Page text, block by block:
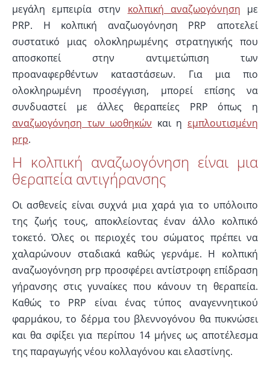
μεγάλη εμπειρία στην κολπική αναζωογόνηση με
PRP. Η κολπική αναζωογόνηση PRP αποτελεί
συστατικό μιας ολοκληρωμένης στρατηγικής που
αποσκοπεί στην αντιμετώπιση των
προαναφερθέντων καταστάσεων. Για μια πιο
ολοκληρωμένη προσέγγιση, μπορεί επίσης να
συνδυαστεί με άλλες θεραπείες PRP όπως η
αναζωογόνηση των ωοθηκών και ηεμπλουτισμένη
prp.
Η κολπική αναζωογόνηση είναι μια
θεραπεία αντιγήρανσης
Οι ασθενείς είναι συχνά μια χαρά για το υπόλοιπο
της ζωής τους, αποκλείοντας έναν άλλο κολπικό
τοκετό. Όλες οι περιοχές του σώματος πρέπει να
χαλαρώνουν σταδιακά καθώς γερνάμε. Η κολπική
αναζωογόνηση prp προσφέρει αντίστροφη επίδραση
γήρανσης στις γυναίκες που κάνουν τη θεραπεία.
Καθώς το PRP είναι ένας τύπος αναγεννητικού
φαρμάκου, το δέρμα του βλεννογόνου θα πυκνώσει
και θα σφίξει για περίπου 14 μήνες ως αποτέλεσμα
της παραγωγής νέου κολλαγόνου και ελαστίνης.